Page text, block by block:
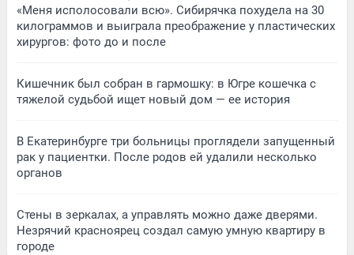
«Меня исполосовали всю». Сибирячка похудела на 30
килограммов и выиграла преображение у пластических
хирургов: фото до и после
Кишечник был собран в гармошку: в Югре кошечка с
тяжелой судьбой ищет новый дом — ее история
В Екатеринбурге три больницы проглядели запущенный
рак у пациентки. После родов ей удалили несколько
органов
Стены в зеркалах, а управлять можно даже дверями.
Незрячий красноярец создал самую умную квартиру в
городе